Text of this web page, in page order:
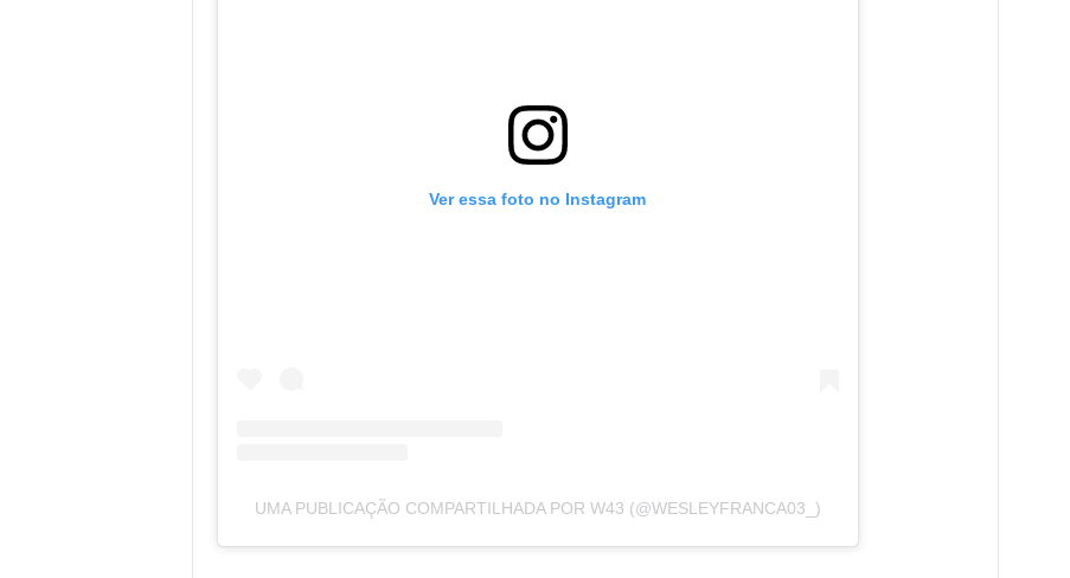
Ver essa foto no Instagram
UMA PUBLICAÇÃO COMPARTILHADA POR W43 (@WESLEYFRANCA03_)